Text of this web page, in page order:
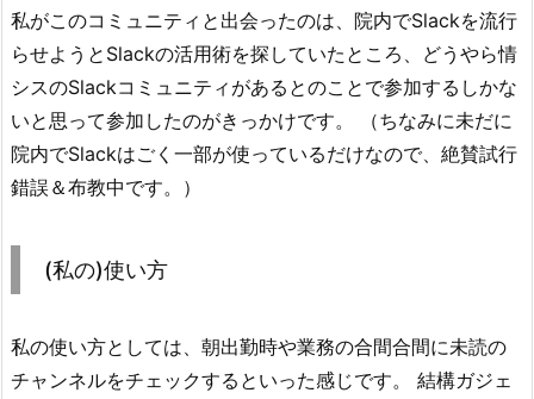
私がこのコミュニティと出会ったのは、院内でSlackを流行
らせようとSlackの活用術を探していたところ、どうやら情
シスのSlackコミュニティがあるとのことで参加するしかな
いと思って参加したのがきっかけです。 （ちなみに未だに
院内でSlackはごく一部が使っているだけなので、絶賛試行
錯誤＆布教中です。）
(私の)使い方
私の使い方としては、朝出勤時や業務の合間合間に未読の
チャンネルをチェックするといった感じです。 結構ガジェ